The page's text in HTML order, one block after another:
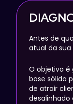
Antes de
atual da
O objetivo é
base sólida
de atrair
desalinhado